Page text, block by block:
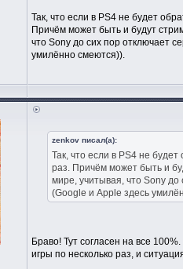
Так, что если в PS4 не будет
Причём может быть и будут
что Sony до сих пор отключает
умилённо смеются)).
zenkov писал(а):
Так, что если в PS4 не
раз. Причём может быть и
мире, учитывая, что Sony
(Google и Apple здесь
Браво! Тут согласен на все
игры по несколько раз, и